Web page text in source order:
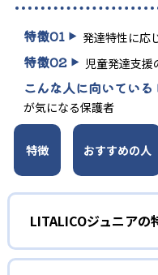
特徴01 発達特性に応
特徴02 児童発達支
こんな人に向いている
が気になる保護者
特徴 おすすめの人
LITALICOジュニアの
1
個別